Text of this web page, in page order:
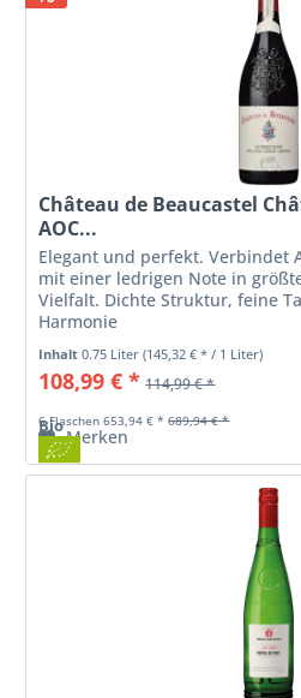
Bio
Château de Beaucastel
AOC...
Elegant und perfekt. Verbindet
mit einer ledrigen Note in
Vielfalt. Dichte Struktur, feine
Harmonie
Inhalt0.75 Liter(145,32 € * / 1 Liter)
108,99 € * 114,99 € *
6 Flaschen 653,94 € * 689,94 € *
Merken